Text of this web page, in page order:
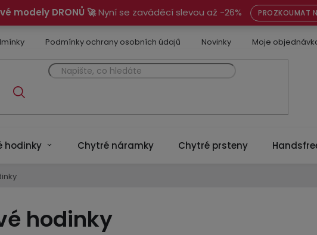
modely DRONŮ 🚀Nyní se zaváděcí slevou až -26% PROZKOUMAT
Podmínky ochrany osobních údajů Novinky Moje
hodinky Chytré náramky Chytré prsteny
hodinky